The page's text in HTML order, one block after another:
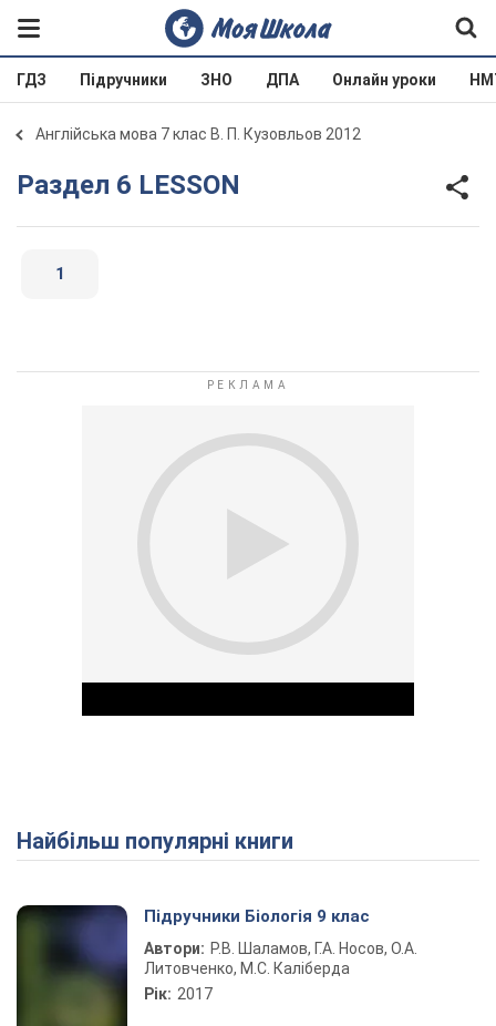
ГДЗ Підручники ЗНО ДПА Онлайн уроки
Англійська мова 7 клас В. П. Кузовльов 2012
Раздел 6 LESSON
1
Play Video
Найбільш популярні книги
Підручники Біологія 9 клас
Автори: Р.В. Шаламов, Г.А. Носов, О.А.
Литовченко, М.С. Каліберда
Рік: 2017